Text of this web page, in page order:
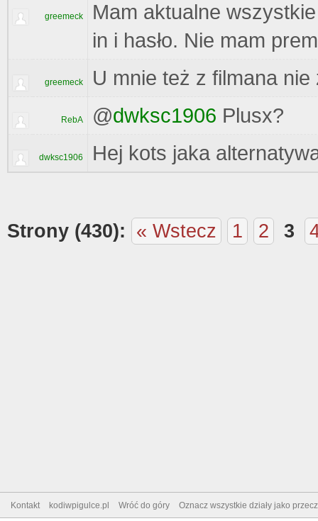
greemeck
Mam aktualne
in i hasło. Nie mam
greemeck U mnie też z filmana
RebA @dwksc1906 Plusx?
dwksc1906 Hej kots jaka
Strony (430): « Wstecz 1 2 3
Kontakt kodiwpigulce.pl Wróć do góry Oznacz wszystkie działy jako